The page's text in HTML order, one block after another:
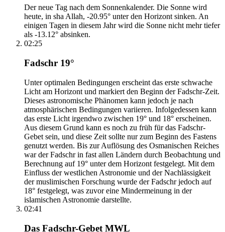
Der neue Tag nach dem Sonnenkalender. Die Sonne wird
heute, in sha Allah, -20.95° unter den Horizont sinken. An
einigen Tagen in diesem Jahr wird die Sonne nicht mehr tiefer
als -13.12° absinken.
02:25
Fadschr 19°
Unter optimalen Bedingungen erscheint das erste schwache
Licht am Horizont und markiert den Beginn der Fadschr-Zeit.
Dieses astronomische Phänomen kann jedoch je nach
atmosphärischen Bedingungen variieren. Infolgedessen kann
das erste Licht irgendwo zwischen 19° und 18° erscheinen.
Aus diesem Grund kann es noch zu früh für das Fadschr-
Gebet sein, und diese Zeit sollte nur zum Beginn des Fastens
genutzt werden. Bis zur Auflösung des Osmanischen Reiches
war der Fadschr in fast allen Ländern durch Beobachtung und
Berechnung auf 19° unter dem Horizont festgelegt. Mit dem
Einfluss der westlichen Astronomie und der Nachlässigkeit
der muslimischen Forschung wurde der Fadschr jedoch auf
18° festgelegt, was zuvor eine Mindermeinung in der
islamischen Astronomie darstellte.
02:41
Das Fadschr-Gebet MWL